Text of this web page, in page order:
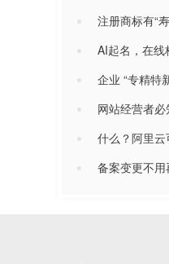
注册商标有“
AI起名，在线
企业 “专精特
网站经营者
什么？阿里云
备案变更不用